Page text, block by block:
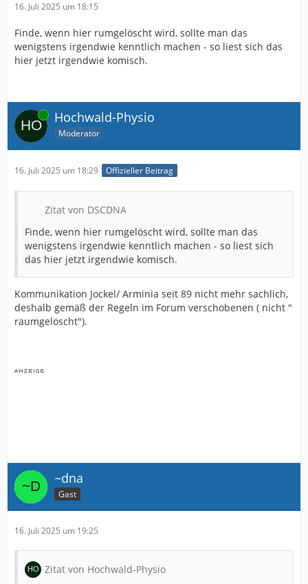
16. Juli 2025 um 18:15
Finde, wenn hier rumgelöscht wird, sollte man das
wenigstens irgendwie kenntlich machen - so liest sich das
hier jetzt irgendwie komisch.
Online Hochwald-Physio
Moderator
16. Juli 2025 um 18:29 Offizieller Beitrag
Zitat von DSCDNA
Finde, wenn hier rumgelöscht wird, sollte man das
wenigstens irgendwie kenntlich machen - so liest sich
das hier jetzt irgendwie komisch.
Kommunikation Jockel/ Arminia seit 89 nicht mehr sachlich,
deshalb gemäß der Regeln im Forum verschobenen ( nicht "
raumgelöscht").
~dna
Gast
16. Juli 2025 um 19:25
Zitat von Hochwald-Physio